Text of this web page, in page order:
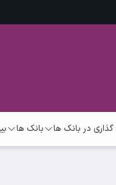
گذاری در بانک ها بانک ها